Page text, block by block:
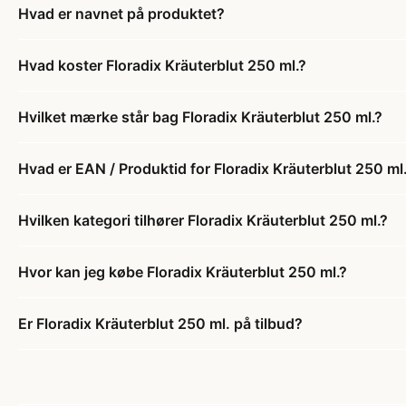
Hvad er navnet på produktet?
Hvad koster Floradix Kräuterblut 250 ml.?
Hvilket mærke står bag Floradix Kräuterblut 250 ml.?
Hvad er EAN / Produktid for Floradix Kräuterblut 250
Hvilken kategori tilhører Floradix Kräuterblut 250 ml.?
Hvor kan jeg købe Floradix Kräuterblut 250 ml.?
Er Floradix Kräuterblut 250 ml. på tilbud?